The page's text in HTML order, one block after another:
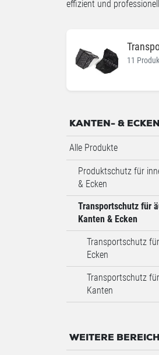
effizient und
11
KANTEN- &
Alle Produkte
Produktschutz für
& Ecken
Transportschutz für
Kanten & Ecken
Transportschutz
Ecken
Transportschutz
Kanten
WEITERE